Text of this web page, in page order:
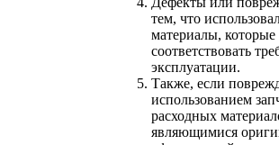
тем, что
материалы, которые
соответствовать
эксплуатации.
Также, если
использованием
расходных
являющимися